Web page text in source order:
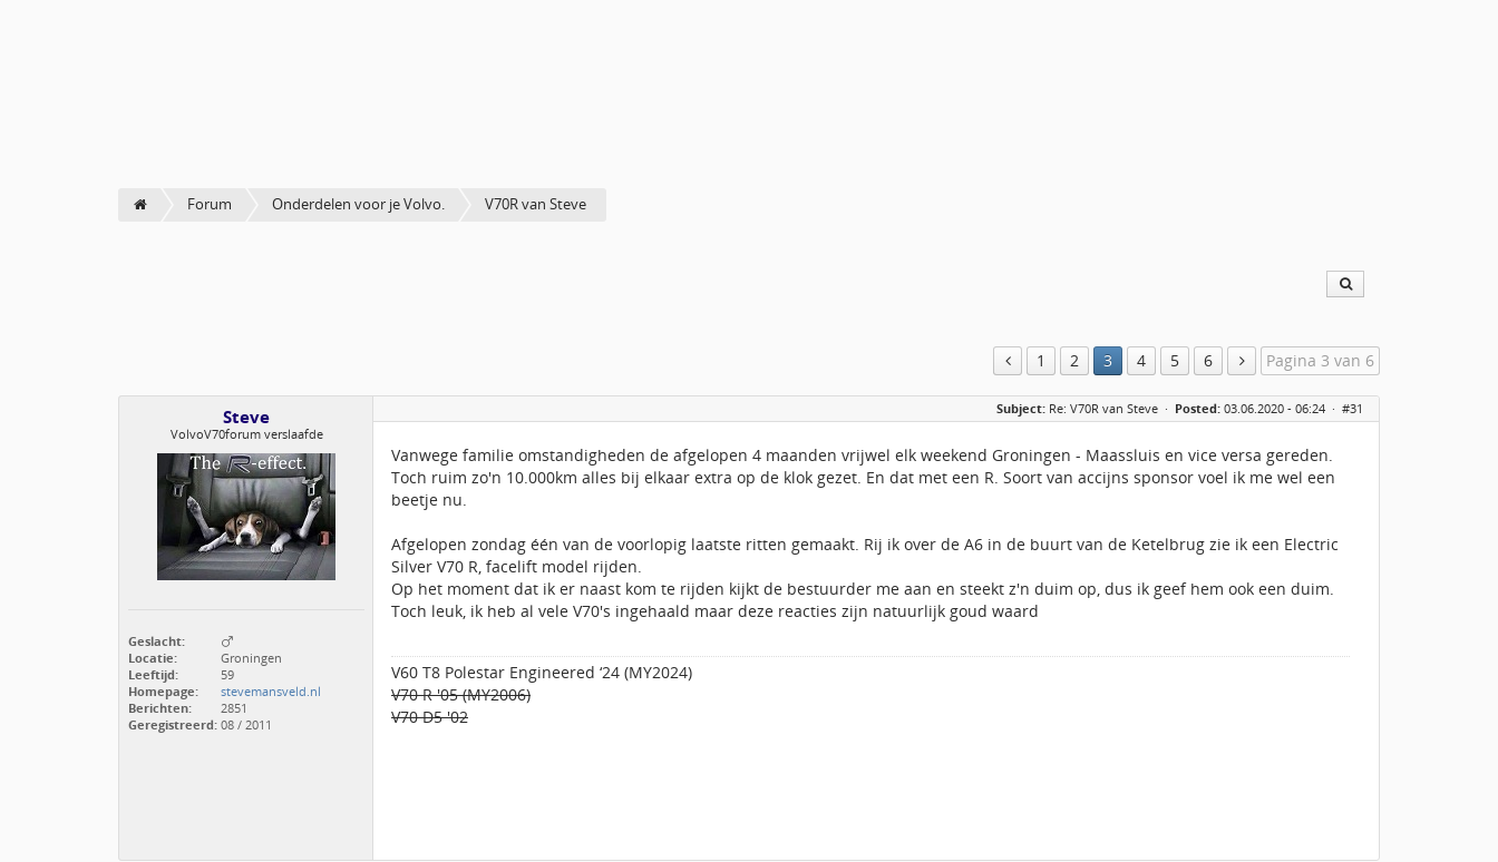
Forum Onderdelen voor je Volvo. V70R van Steve
1 2 3 4 5 6 Pagina 3 van 6
Steve
VolvoV70forum verslaafde
Geslacht:
Locatie:
Groningen
Leeftijd:
59
Homepage:
stevemansveld.nl
Berichten:
2851
Geregistreerd: 08 / 2011
Subject: Re: V70R van Steve · Posted: 03.06.2020 - 06:24 · #31
Vanwege familie omstandigheden de afgelopen 4 maanden vrijwel elk weekend Groningen - Maassluis en vice versa gereden.
Toch ruim zo'n 10.000km alles bij elkaar extra op de klok gezet. En dat met een R. Soort van accijns sponsor voel ik me wel een
beetje nu.
Afgelopen zondag één van de voorlopig laatste ritten gemaakt. Rij ik over de A6 in de buurt van de Ketelbrug zie ik een Electric
Silver V70 R, facelift model rijden.
Op het moment dat ik er naast kom te rijden kijkt de bestuurder me aan en steekt z'n duim op, dus ik geef hem ook een duim.
Toch leuk, ik heb al vele V70's ingehaald maar deze reacties zijn natuurlijk goud waard
V60 T8 Polestar Engineered ‘24 (MY2024)
V70 R '05 (MY2006)
V70 D5 '02